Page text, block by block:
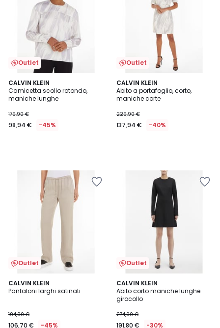
Outlet
CALVIN KLEIN
Camicetta scollo rotondo,
maniche lunghe
179,90 €
98,94 € -45%
Outlet
CALVIN KLEIN
Abito a portafoglio, corto,
maniche corte
229,90 €
137,94 € -40%
Outlet
CALVIN KLEIN
Pantaloni larghi satinati
194,00 €
106,70 € -45%
Outlet
CALVIN KLEIN
Abito corto maniche lunghe
girocollo
274,00 €
191,80 € -30%